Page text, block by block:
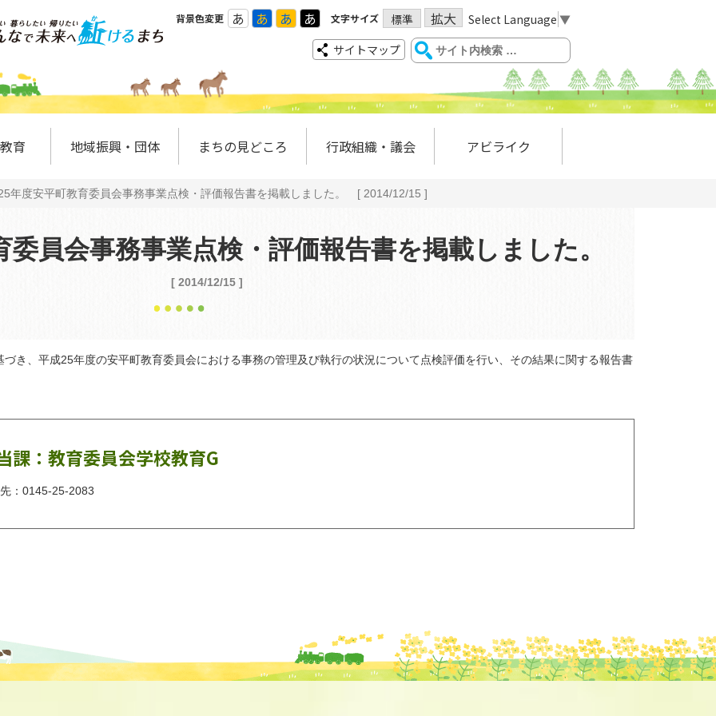
背景色変更 あ あ あ あ 文字サイズ 標準 拡大 Select Language ▼
サイトマップ
育 地域振興・団体 まちの見どころ 行政組織・議会 アビライク
年度安平町教育委員会事務事業点検・評価報告書を掲載しました。 [ 2014/12/15 ]
員会事務事業点検・評価報告書を掲載しました。
[ 2014/12/15 ]
、平成25年度の安平町教育委員会における事務の管理及び執行の状況について点検評価を行い、その結果に関する報告書
課：教育委員会学校教育G
：0145-25-2083